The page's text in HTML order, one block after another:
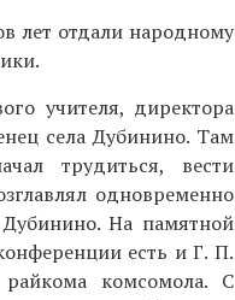
лет отдали народному
учителя, директора
села Дубинино. Там
трудиться, вести
одновременно
На памятной
есть и Г. П.
комсомола. С